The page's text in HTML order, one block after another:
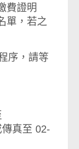
費證明
單，若之
序，請等
真至 02-